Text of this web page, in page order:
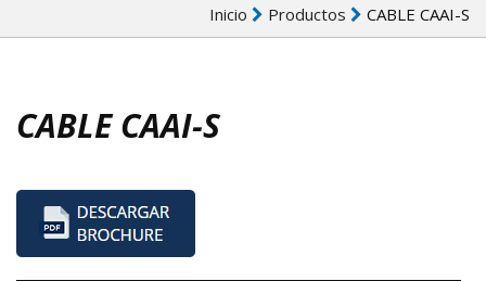
Inicio Productos CABLE CAAI-S
CABLE CAAI-S